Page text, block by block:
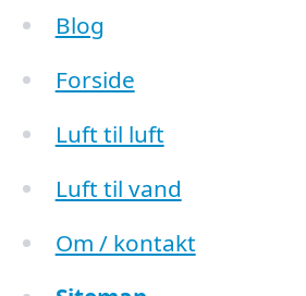
Blog
Forside
Luft til luft
Luft til vand
Om / kontakt